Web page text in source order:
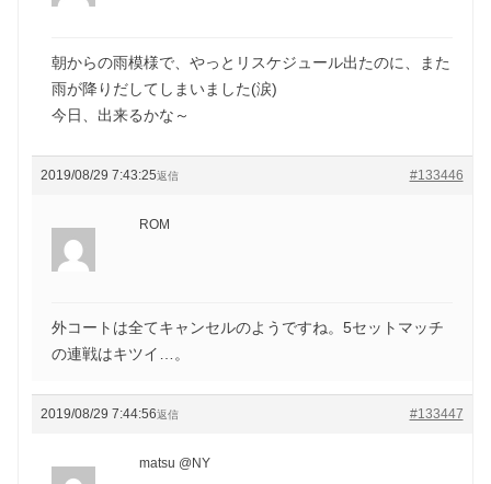
朝からの雨模様で、やっとリスケジュール出たのに、また
雨が降りだしてしまいました(涙)
今日、出来るかな～
2019/08/29 7:43:25 #133446
返信
ROM
外コートは全てキャンセルのようですね。5セットマッチ
の連戦はキツイ…。
2019/08/29 7:44:56 #133447
返信
matsu @NY